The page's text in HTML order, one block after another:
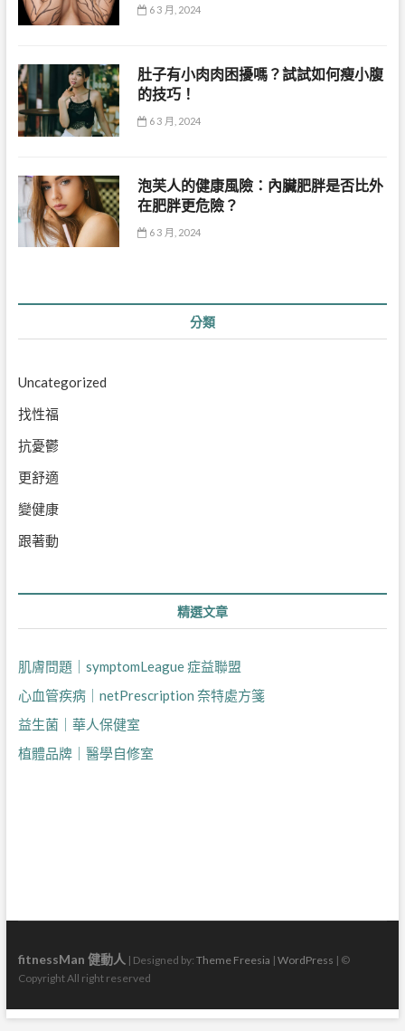
6 3 月, 2024
肚子有小肉肉困擾嗎？試試如何瘦小腹
的技巧！
6 3 月, 2024
泡芙人的健康風險：內臟肥胖是否比外
在肥胖更危險？
6 3 月, 2024
分類
Uncategorized
找性福
抗憂鬱
更舒適
變健康
跟著動
精選文章
肌膚問題｜symptomLeague 症益聯盟
心血管疾病｜netPrescription 奈特處方箋
益生菌｜華人保健室
植體品牌｜醫學自修室
fitnessMan 健動人| Designed by: Theme Freesia | WordPress | ©
Copyright All right reserved